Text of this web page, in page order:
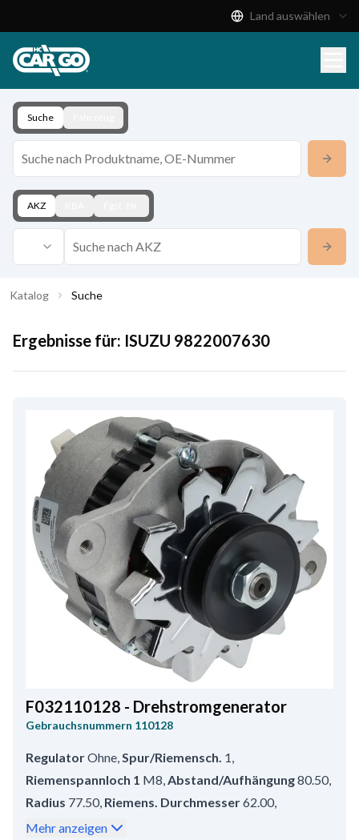
Download
Kontakt
Land auswählen
Suche
AKZ
Katalog Suche
Ergebnisse für: ISUZU 9822007630
F032110128 - Drehstromgenerator
Gebrauchsnummern 110128
RegulatorOhne,Spur/Riemensch. 1,
Riemenspannloch 1 M8,Abstand/Aufhängung80.50,
Radius 77.50, Riemens. Durchmesser62.00,
Prod. info BN Montagelochgröße/Hinten
Mehr anzeigen